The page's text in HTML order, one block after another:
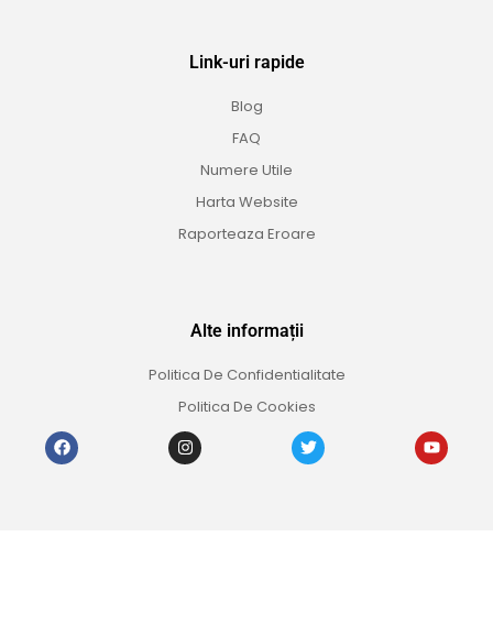
Link-uri rapide
Blog
FAQ
Numere Utile
Harta Website
Raporteaza Eroare
Alte informații
Politica De Confidentialitate
Politica De Cookies